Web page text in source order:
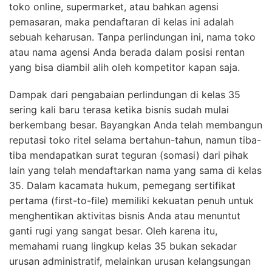
toko online, supermarket, atau bahkan agensi
pemasaran, maka pendaftaran di kelas ini adalah
sebuah keharusan. Tanpa perlindungan ini, nama toko
atau nama agensi Anda berada dalam posisi rentan
yang bisa diambil alih oleh kompetitor kapan saja.
Dampak dari pengabaian perlindungan di kelas 35
sering kali baru terasa ketika bisnis sudah mulai
berkembang besar. Bayangkan Anda telah membangun
reputasi toko ritel selama bertahun-tahun, namun tiba-
tiba mendapatkan surat teguran (somasi) dari pihak
lain yang telah mendaftarkan nama yang sama di kelas
35. Dalam kacamata hukum, pemegang sertifikat
pertama (first-to-file) memiliki kekuatan penuh untuk
menghentikan aktivitas bisnis Anda atau menuntut
ganti rugi yang sangat besar. Oleh karena itu,
memahami ruang lingkup kelas 35 bukan sekadar
urusan administratif, melainkan urusan kelangsungan